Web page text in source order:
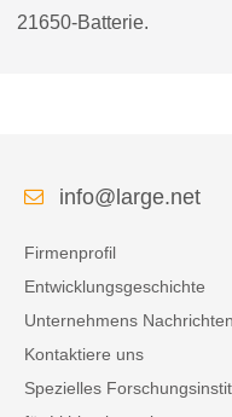
21650-Batterie.
info@large.net
Firmenprofil
Entwicklungsgeschichte
Unternehmens Nachrichten
Kontaktiere uns
Spezielles